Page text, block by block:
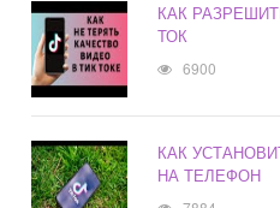
КАК
ТОК
6900
КАК
НА ТЕЛЕФОН